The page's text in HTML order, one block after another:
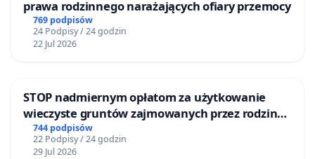
prawa rodzinnego narażających ofiary przemocy
769 podpisów
24 Podpisy / 24 godzin
22 Jul 2026
STOP nadmiernym opłatom za użytkowanie
wieczyste gruntów zajmowanych przez rodzinne
ogrody działkowe.
744 podpisów
22 Podpisy / 24 godzin
29 Jul 2026